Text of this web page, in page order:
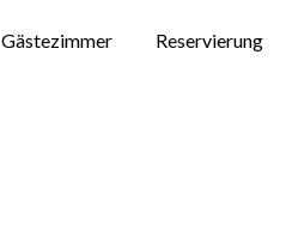
Gästezimmer Reservierung